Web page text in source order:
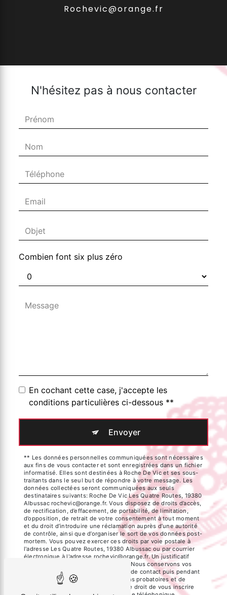
rochevic@orange.fr
N'hésitez pas à nous contacter
Combien font six plus zéro
En cochant cette case, j'accepte les
conditions particulières ci-dessous **
Envoyer
** Les données personnelles communiquées sont nécessaires
aux fins de vous contacter et sont enregistrées dans un fichier
informatisé. Elles sont destinées à Roche De Vic et ses sous-
traitants dans le seul but de répondre à votre message. Les
données collectées seront communiquées aux seuls
destinataires suivants: Roche De Vic Les Quatre Routes, 19380
Albussac rochevic@orange.fr. Vous disposez de droits d’accès,
de rectification, d’effacement, de portabilité, de limitation,
d’opposition, de retrait de votre consentement à tout moment
et du droit d’introduire une réclamation auprès d’une autorité
de contrôle, ainsi que d’organiser le sort de vos données post-
mortem. Vous pouvez exercer ces droits par voie postale à
l'adresse Les Quatre Routes, 19380 Albussac ou par courrier
électronique à l'adresse rochevic@orange.fr. Un justificatif
d'identité pourra vous être demandé. Nous conservons vos
données pendant la période de prise de contact puis pendant
la durée de prescription légale aux fins probatoires et de
gestion des contentieux. Vous avez le droit de vous inscrire